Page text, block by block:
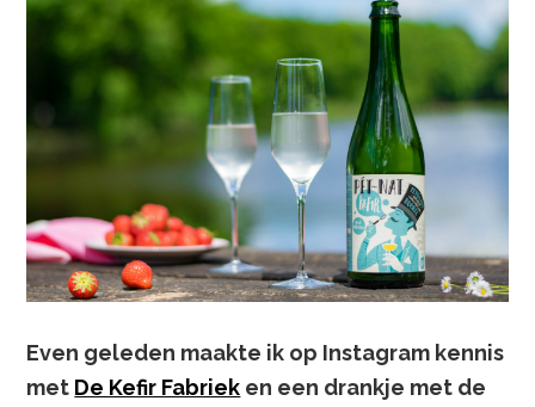
Even geleden maakte ik op Instagram kennis
met De Kefir Fabriek en een drankje met de